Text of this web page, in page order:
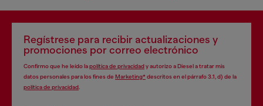
Regístrese para recibir actualizaciones y
promociones por correo electrónico
Confirmo que he leído lapolítica de privacidady autorizo a Diesel a tratar mis
datos personales para los fines de Marketing*descritos en el párrafo 3.1, d) de la
política de privacidad